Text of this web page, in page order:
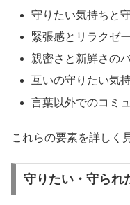
守りたい気持ちと
緊張感とリラクゼ
親密さと新鮮さの
互いの守りたい気
言葉以外でのコミ
これらの要素を詳しく
守りたい・守られ